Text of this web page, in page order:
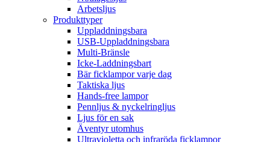
Arbetsljus
Produkttyper
Uppladdningsbara
USB-Uppladdningsbara
Multi-Bränsle
Icke-Laddningsbart
Bär ficklampor varje dag
Taktiska ljus
Hands-free lampor
Pennljus & nyckelringljus
Ljus för en sak
Äventyr utomhus
Ultravioletta och infraröda ficklampor